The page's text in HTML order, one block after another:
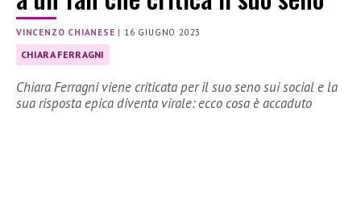
VINCENZO CHIANESE | 16 GIUGNO 2023
CHIARA FERRAGNI
Chiara Ferragni viene criticata per il suo seno sui social e la
sua risposta epica diventa virale: ecco cosa è accaduto